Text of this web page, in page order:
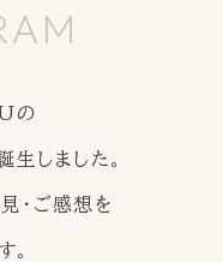
の
生しました。
・ご感想を
。